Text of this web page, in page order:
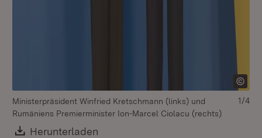
Ministerpräsident Winfried Kretschmann (links) und
Rumäniens Premierminister Ion-Marcel Ciolacu (rechts)
Download:
Herunterladen
1/4